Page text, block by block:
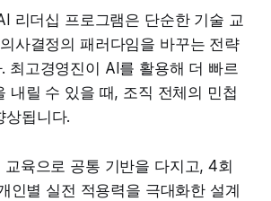
리더십 프로그램은 단순한 기술 교
사결정의 패러다임을 바꾸는 전략
최고경영진이 AI를 활용해 더 빠르
내릴 수 있을 때, 조직 전체의 민첩
상됩니다.
육으로 공통 기반을 다지고, 4회
인별 실전 적용력을 극대화한 설계